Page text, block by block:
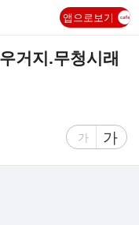
앱으로보기
거지.무청시래
글
가
글
자
가